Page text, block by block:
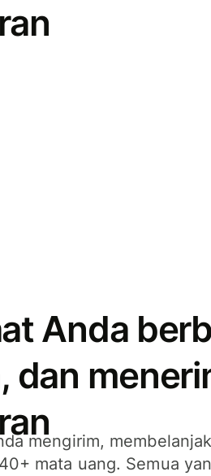
Anda
dan
mengirim,
mata uang. Semua